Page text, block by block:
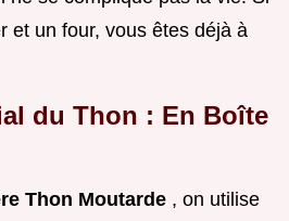
et un four, vous êtes déjà à
du Thon : En Boîte
Thon Moutarde , on utilise